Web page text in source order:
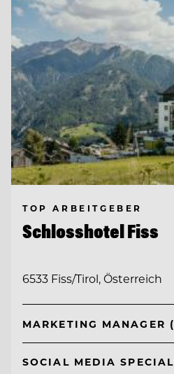
TOP ARBEITGEBER
Schlosshotel Fiss
6533 Fiss/Tirol, Österreich
MARKETING MANAGER
SOCIAL MEDIA